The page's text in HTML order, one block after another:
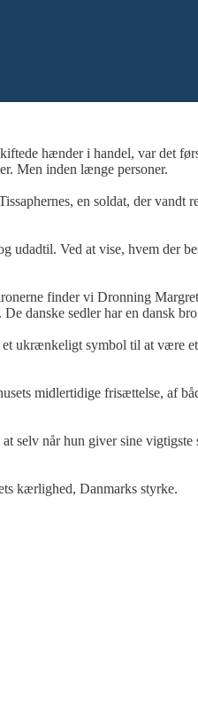
hænder i handel, var det
Men inden længe personer.
en soldat, der
Ved at vise, hvem der
finder vi Dronning
danske sedler har en dansk
ukrænkeligt symbol til at
midlertidige frisættelse, af
selv når hun giver sine
kærlighed, Danmarks styrke.